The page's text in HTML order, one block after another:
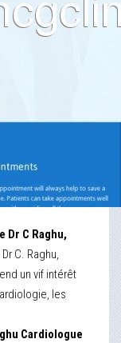
Dr C Raghu,
Dr C. Raghu,
un vif intérêt
les
Cardiologue